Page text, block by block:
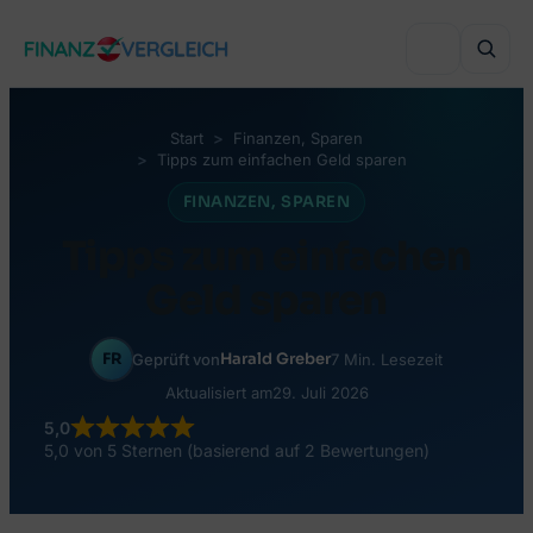
Inhalt
Autokredit
Umschuldung
Lebensversicherung
Grenzgänger-Versicherung
Private Krankenversicherung
Online-Depot
Online-Broker
Crowdinvesting
BELIEBTE THEMEN
Wohnbauförderung Österreich
Start Finanzen, Sparen
Tipps zum einfachen Geld sparen
FINANZEN, SPAREN
FR Geprüft vonHarald Greber7 Min. Lesezeit
Aktualisiert am29. Juli 2026
5,0
5,0 von 5 Sternen (basierend auf 2 Bewertungen)